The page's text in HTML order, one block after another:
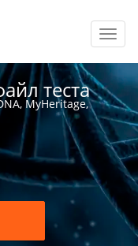
теста
MyHeritage,